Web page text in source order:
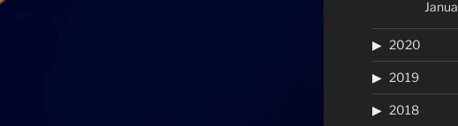
2020
2019
2018